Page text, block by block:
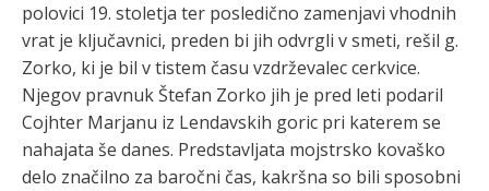
polovici 19. stoletja ter posledično zamenjavi vhodnih
vrat je ključavnici, preden bi jih odvrgli v smeti, rešil g.
Zorko, ki je bil v tistem času vzdrževalec cerkvice.
Njegov pravnuk Štefan Zorko jih je pred leti podaril
Cojhter Marjanu iz Lendavskih goric pri katerem se
nahajata še danes. Predstavljata mojstrsko kovaško
delo značilno za baročni čas, kakršna so bili sposobni